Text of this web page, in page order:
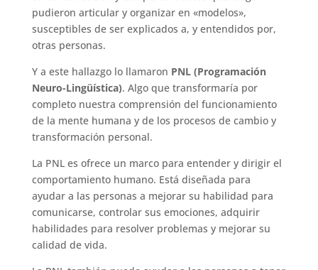
pudieron articular y organizar en «modelos»,
susceptibles de ser explicados a, y entendidos por,
otras personas.
Y a este hallazgo lo llamaron PNL (Programación
Neuro-Lingüística). Algo que transformaría por
completo nuestra comprensión del funcionamiento
de la mente humana y de los procesos de cambio y
transformación personal.
La PNL es ofrece un marco para entender y dirigir el
comportamiento humano. Está diseñada para
ayudar a las personas a mejorar su habilidad para
comunicarse, controlar sus emociones, adquirir
habilidades para resolver problemas y mejorar su
calidad de vida.